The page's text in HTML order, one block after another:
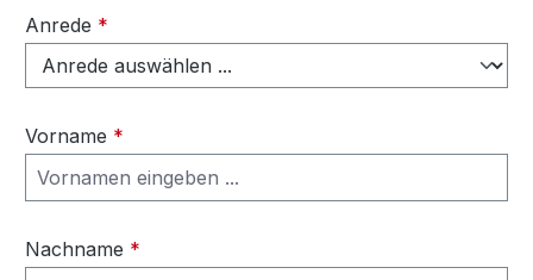
Anrede *
Vorname *
Nachname *